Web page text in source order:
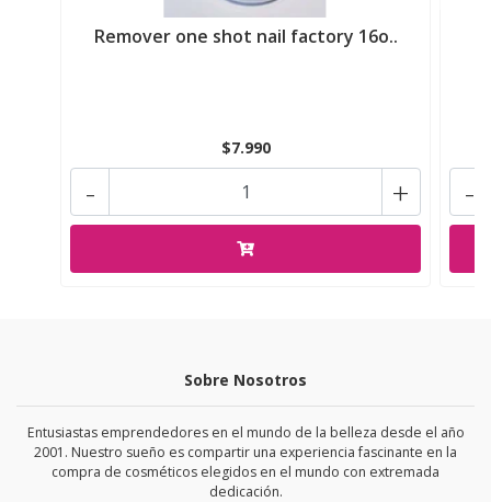
Remover one shot nail factory 16o..
$7.990
+
- -
Sobre Nosotros
Entusiastas emprendedores en el mundo de la belleza desde el año
2001. Nuestro sueño es compartir una experiencia fascinante en la
compra de cosméticos elegidos en el mundo con extremada
dedicación.